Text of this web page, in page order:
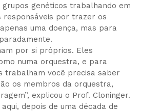
genéticos trabalhando em
responsáveis ​​por trazer os
uma doença, mas para
por si próprios. Eles
numa orquestra, e para
trabalham você precisa saber
os membros da orquestra,
explicou o Prof. Cloninger.
depois de uma década de